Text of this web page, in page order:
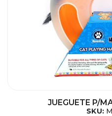
JUEGUETE P/
SKU: